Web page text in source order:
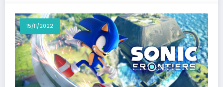
15/11/2022